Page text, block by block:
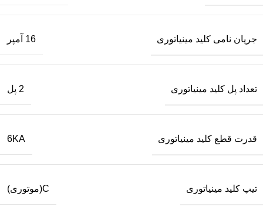
جریان نامی کلید مینیاتوری 16 آمپر
تعداد پل کلید مینیاتوری 2 پل
قدرت قطع کلید مینیاتوری 6KA
تیپ کلید مینیاتوری C(موتوری)